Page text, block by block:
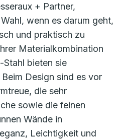
+ Partner,
wenn es darum geht,
und praktisch zu
Materialkombination
Stahl bieten sie
Design sind es vor
die sehr
sowie die feinen
Wände in
Leichtigkeit und